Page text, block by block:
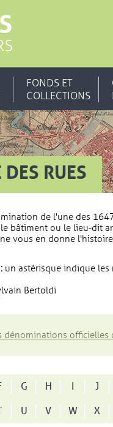
FONDS ET
COLLECTIONS
RUES
de l'une des
bâtiment ou le lieu-dit
vous en donne
un astérisque indique
Bertoldi
dénominations officielles
G H I J
U V W X